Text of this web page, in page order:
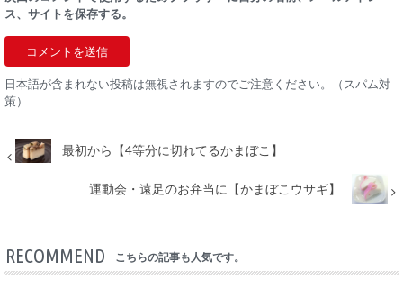
ス、サイトを保存する。
日本語が含まれない投稿は無視されますのでご注意ください。（スパム対
策）
最初から【4等分に切れてるかまぼこ】
運動会・遠足のお弁当に【かまぼこウサギ】
RECOMMEND こちらの記事も人気です。